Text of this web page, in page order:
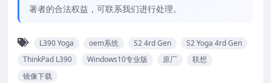
著者的合法权益，可联系我们进行处理。
L390 Yoga oem系统 S2 4rd Gen
S2 Yoga 4rd Gen
ThinkPad L390
Windows10专业版 原厂
联想
镜像下载